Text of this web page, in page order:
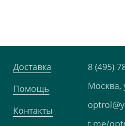
Доставка
Помощь
Контакты
8 (495)
Москва,
t.me/